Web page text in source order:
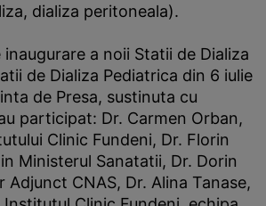
dializa peritoneala).
a noii Statii de Dializa
de Dializa Pediatrica din 6 iulie
de Presa, sustinuta cu
participat: Dr. Carmen Orban,
Clinic Fundeni, Dr. Florin
Ministerul Sanatatii, Dr. Dorin
Adjunct CNAS, Dr. Alina Tanase,